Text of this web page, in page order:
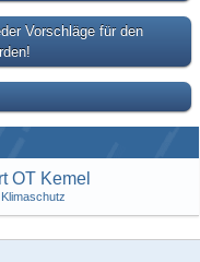
Vorschläge für den
OT Kemel